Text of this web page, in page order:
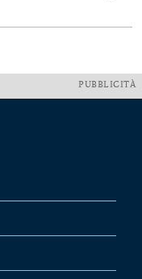
PUBBLICITÀ